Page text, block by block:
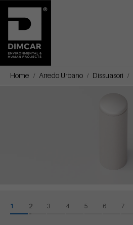
Home Arredo Urbano Dissuasori